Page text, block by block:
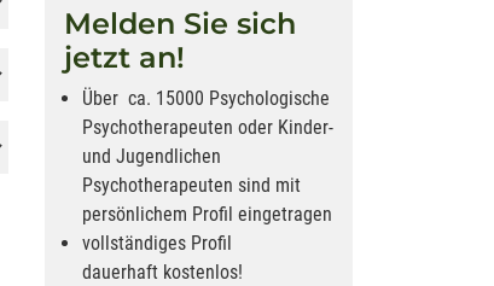
Melden Sie sich
jetzt an!
Über ca. 15000 Psychologische
Psychotherapeuten oder Kinder-
und Jugendlichen
Psychotherapeuten sind mit
persönlichem Profil eingetragen
vollständiges Profil
dauerhaft kostenlos!